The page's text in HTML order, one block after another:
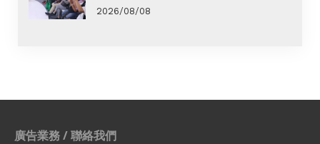
2026/08/08
廣告業務 / 聯絡我們